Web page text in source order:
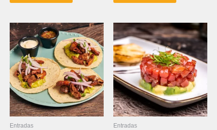
Entradas Entradas